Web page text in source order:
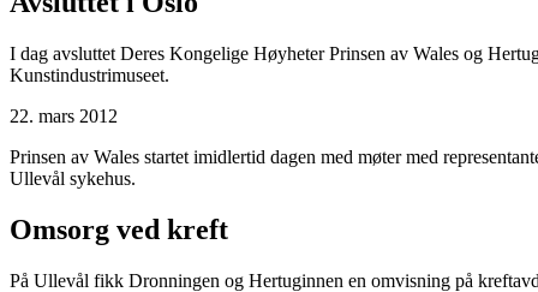
I dag avsluttet Deres Kongelige Høyheter Prinsen av Wales og
Kunstindustrimuseet.
22. mars 2012
Prinsen av Wales startet imidlertid dagen med møter med
Ullevål sykehus.
Omsorg ved kreft
På Ullevål fikk Dronningen og Hertuginnen en omvisning på